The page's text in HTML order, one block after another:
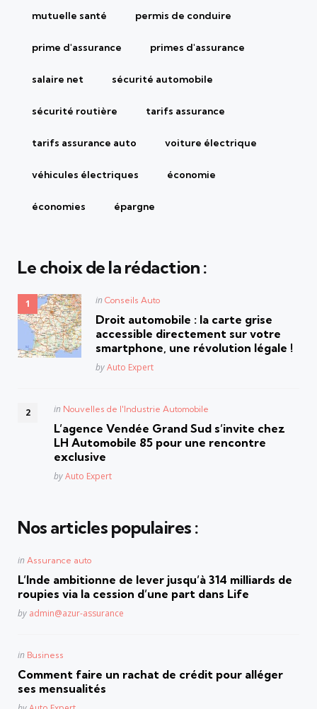
mutuelle santé permis de conduire
prime d'assurance primes d'assurance
salaire net sécurité automobile
sécurité routière tarifs assurance
tarifs assurance auto voiture électrique
véhicules électriques économie
économies épargne
Le choix de la rédaction :
Posted
in Conseils Auto
Droit automobile : la carte grise
accessible directement sur votre
smartphone, une révolution légale !
Posted
byAuto Expert
Posted
in Nouvelles de l'Industrie Automobile
L’agence Vendée Grand Sud s’invite chez
LH Automobile 85 pour une rencontre
exclusive
Posted
byAuto Expert
Nos articles populaires :
Posted
in Assurance auto
L’Inde ambitionne de lever jusqu’à 314 milliards de
roupies via la cession d’une part dans Life
Posted
by admin@azur-assurance
Posted
in Business
Comment faire un rachat de crédit pour alléger
ses mensualités